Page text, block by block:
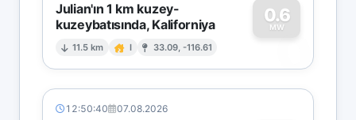
Julian'ın 1 km kuzey-
kuzeybatısında, Kaliforniya
11.5 km I 33.09, -116.61
0.6
MW
0
12:50:40 07.08.2026